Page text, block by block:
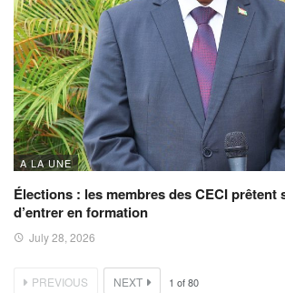
A LA UNE
Élections : les membres des CECI prêtent
d’entrer en formation
July 28, 2026
PREVIOUS NEXT 1 of80